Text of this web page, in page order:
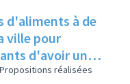
à de
ville pour
d'avoir un
son quartier
Propositions réalisées